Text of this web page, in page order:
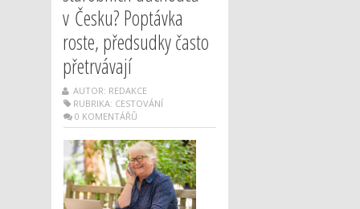
v Česku? Poptávka
roste, předsudky často
přetrvávají
AUTOR: REDAKCE
RUBRIKA: CESTOVÁNÍ
0 KOMENTÁŘŮ